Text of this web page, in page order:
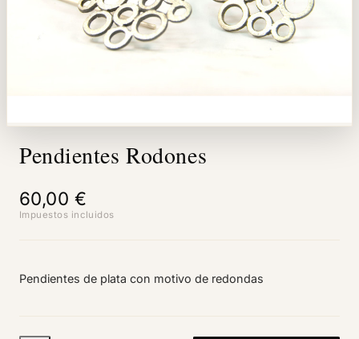
Pendientes Rodones
60,00 €
Impuestos incluidos
Pendientes de plata con motivo de redondas